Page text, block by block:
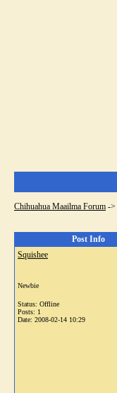
Chihuahua Maailma Forum ->
Post Info
Squishee
Newbie
Status: Offline
Posts: 1
Date: 2008-02-14 10:29